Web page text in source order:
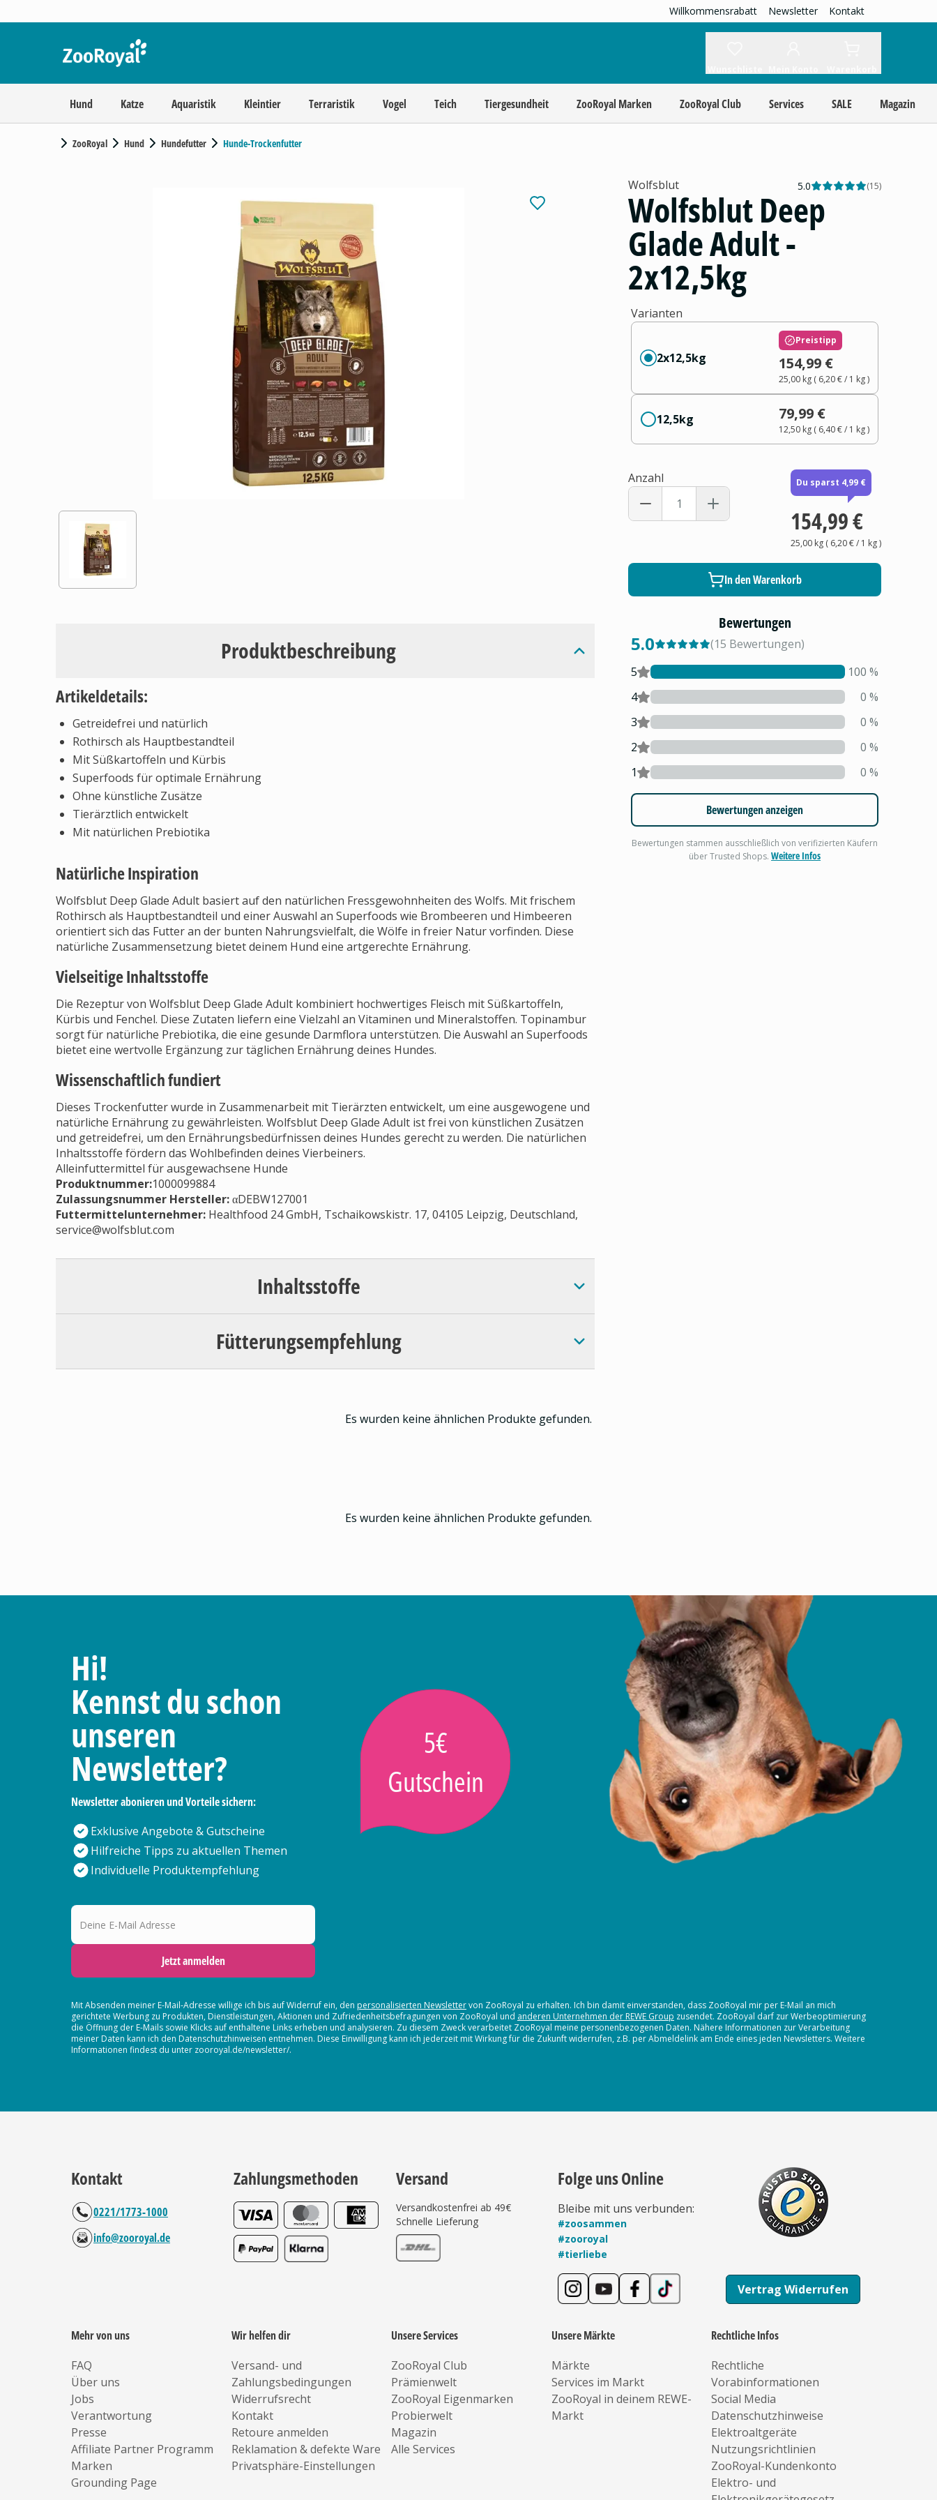
Willkommensrabatt Newsletter Kontakt
Hund Katze Aquaristik Kleintier Terraristik Vogel Teich Tiergesundheit ZooRoyal Marken ZooRoyal Club Services SALE Magazin
ZooRoyal Hund Hundefutter Hunde-Trockenfutter
Produktbeschreibung
Artikeldetails:
Getreidefrei und natürlich
Rothirsch als Hauptbestandteil
Mit Süßkartoffeln und Kürbis
Superfoods für optimale Ernährung
Ohne künstliche Zusätze
Tierärztlich entwickelt
Mit natürlichen Prebiotika
Natürliche Inspiration
Wolfsblut Deep Glade Adult basiert auf den natürlichen Fressgewohnheiten des Wolfs. Mit frischem
Rothirsch als Hauptbestandteil und einer Auswahl an Superfoods wie Brombeeren und Himbeeren
orientiert sich das Futter an der bunten Nahrungsvielfalt, die Wölfe in freier Natur vorfinden. Diese
natürliche Zusammensetzung bietet deinem Hund eine artgerechte Ernährung.
Vielseitige Inhaltsstoffe
Die Rezeptur von Wolfsblut Deep Glade Adult kombiniert hochwertiges Fleisch mit Süßkartoffeln,
Kürbis und Fenchel. Diese Zutaten liefern eine Vielzahl an Vitaminen und Mineralstoffen. Topinambur
sorgt für natürliche Prebiotika, die eine gesunde Darmflora unterstützen. Die Auswahl an Superfoods
bietet eine wertvolle Ergänzung zur täglichen Ernährung deines Hundes.
Wissenschaftlich fundiert
Dieses Trockenfutter wurde in Zusammenarbeit mit Tierärzten entwickelt, um eine ausgewogene und
natürliche Ernährung zu gewährleisten. Wolfsblut Deep Glade Adult ist frei von künstlichen Zusätzen
und getreidefrei, um den Ernährungsbedürfnissen deines Hundes gerecht zu werden. Die natürlichen
Inhaltsstoffe fördern das Wohlbefinden deines Vierbeiners.
Alleinfuttermittel für ausgewachsene Hunde
Produktnummer:1000099884
Zulassungsnummer Hersteller:αDEBW127001
Futtermittelunternehmer: Healthfood 24 GmbH, Tschaikowskistr. 17, 04105 Leipzig, Deutschland,
service@wolfsblut.com
Inhaltsstoffe
Fütterungsempfehlung
Wolfsblut 5.0 (15)
Wolfsblut Deep
Glade Adult -
2x12,5kg
Varianten
2x12,5kg
Preistipp
154,99 €
25,00 kg( 6,20 €/ 1 kg)
12,5kg 79,99 €
12,50 kg( 6,40 €/ 1 kg)
Anzahl Du sparst 4,99 €
154,99 €
25,00 kg( 6,20 €/ 1 kg)
In den Warenkorb
Bewertungen
5.0 (15 Bewertungen)
5
100 %
4
0 %
3
0 %
2
0 %
1
0 %
Bewertungen anzeigen
Bewertungen stammen ausschließlich von verifizierten Käufern
über Trusted Shops.Weitere Infos
Es wurden keine ähnlichen Produkte gefunden.
Es wurden keine ähnlichen Produkte gefunden.
Hi!
Kennst du schon
unseren
Newsletter?
Newsletter abonieren und Vorteile sichern:
Exklusive Angebote & Gutscheine
Hilfreiche Tipps zu aktuellen Themen
Individuelle Produktempfehlung
5€
Gutschein
Deine E-Mail Adresse
Jetzt anmelden
Mit Absenden meiner E-Mail-Adresse willige ich bis auf Widerruf ein, den personalisierten Newslettervon ZooRoyal zu erhalten. Ich bin damit einverstanden, dass ZooRoyal mir per E-Mail an mich
gerichtete Werbung zu Produkten, Dienstleistungen, Aktionen und Zufriedenheitsbefragungen von ZooRoyal und anderen Unternehmen der REWE Group zusendet. ZooRoyal darf zur Werbeoptimierung
die Öffnung der E-Mails sowie Klicks auf enthaltene Links erheben und analysieren. Zu diesem Zweck verarbeitet ZooRoyal meine personenbezogenen Daten. Nähere Informationen zur Verarbeitung
meiner Daten kann ich den Datenschutzhinweisen entnehmen. Diese Einwilligung kann ich jederzeit mit Wirkung für die Zukunft widerrufen, z.B. per Abmeldelink am Ende eines jeden Newsletters. Weitere
Informationen findest du unter zooroyal.de/newsletter/.
Kontakt
0221/1773-1000
info@zooroyal.de
Zahlungsmethoden Versand
Versandkostenfrei ab 49€
Schnelle Lieferung
Folge uns Online
Bleibe mit uns verbunden:
#zoosammen
#zooroyal
#tierliebe
Vertrag Widerrufen
Mehr von uns
FAQ
Über uns
Jobs
Verantwortung
Presse
Affiliate Partner Programm
Marken
Grounding Page
Wir helfen dir
Versand- und
Zahlungsbedingungen
Widerrufsrecht
Kontakt
Retoure anmelden
Reklamation & defekte Ware
Privatsphäre-Einstellungen
Unsere Services
ZooRoyal Club
Prämienwelt
ZooRoyal Eigenmarken
Probierwelt
Magazin
Alle Services
Unsere Märkte
Märkte
Services im Markt
ZooRoyal in deinem REWE-
Markt
Rechtliche Infos
Rechtliche
Vorabinformationen
Social Media
Datenschutzhinweise
Elektroaltgeräte
Nutzungsrichtlinien
ZooRoyal-Kundenkonto
Elektro- und